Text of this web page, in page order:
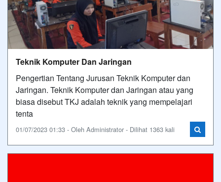
Teknik Komputer Dan Jaringan
Pengertian Tentang Jurusan Teknik Komputer dan
Jaringan. Teknik Komputer dan Jaringan atau yang
biasa disebut TKJ adalah teknik yang mempelajari
tenta
01/07/2023 01:33 - Oleh Administrator - Dilihat 1363 kali